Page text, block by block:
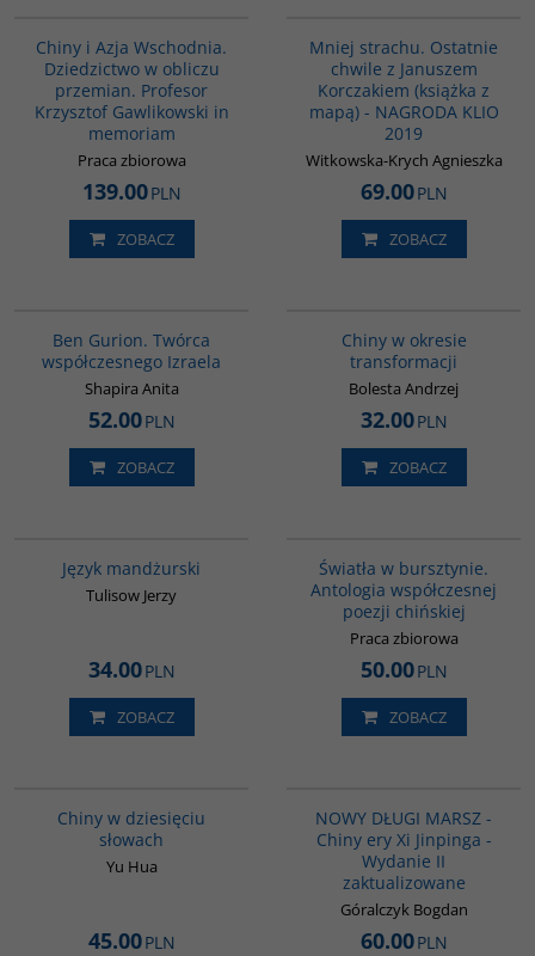
Chiny i Azja Wschodnia.
Dziedzictwo w obliczu
przemian. Profesor
Krzysztof Gawlikowski in
memoriam
Praca zbiorowa
139.00PLN
ZOBACZ
Mniej strachu. Ostatnie
chwile z Januszem
Korczakiem (książka z
mapą) - NAGRODA KLIO
2019
Witkowska-Krych Agnieszka
69.00PLN
ZOBACZ
Ben Gurion. Twórca
współczesnego Izraela
Shapira Anita
52.00PLN
ZOBACZ
Chiny w okresie
transformacji
Bolesta Andrzej
32.00PLN
ZOBACZ
Język mandżurski
Tulisow Jerzy
34.00PLN
ZOBACZ
Światła w bursztynie.
Antologia współczesnej
poezji chińskiej
Praca zbiorowa
50.00PLN
ZOBACZ
Chiny w dziesięciu
słowach
Yu Hua
45.00PLN
NOWY DŁUGI MARSZ -
Chiny ery Xi Jinpinga -
Wydanie II
zaktualizowane
Góralczyk Bogdan
60.00PLN